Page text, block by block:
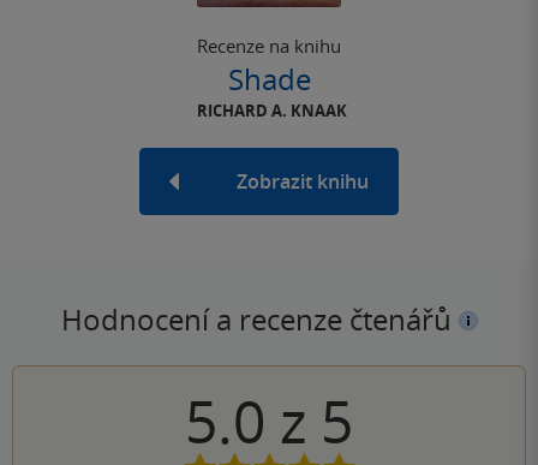
Recenze na knihu
Shade
RICHARD A. KNAAK
Zobrazit knihu
Hodnocení a recenze čtenářů
5.0 z 5